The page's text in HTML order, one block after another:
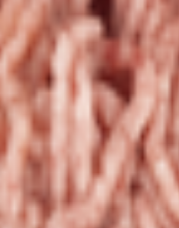
Беларусь, г. Жлобин, ул.
ТРЦ «3 Желания» Республика
ул. Шоссейная, 109; Кухня кафе-
г. Жлобин, ул. Шоссейная, 109;
ул. Шоссейная, 109А